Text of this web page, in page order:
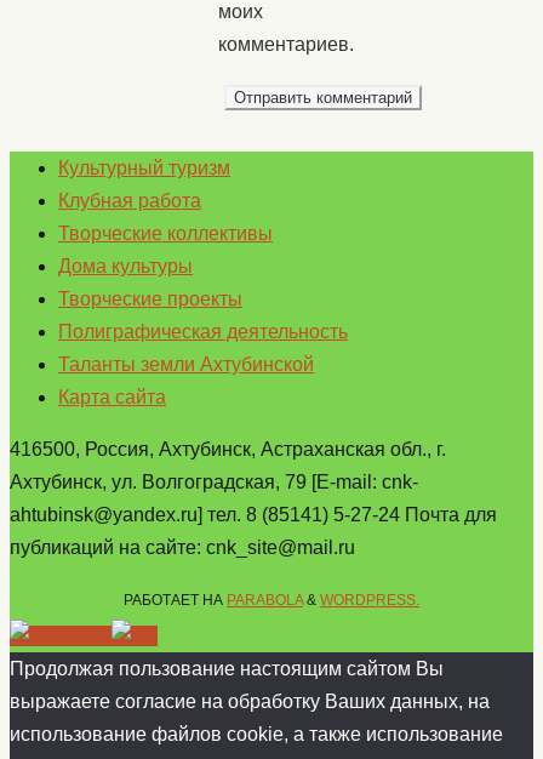
моих
комментариев.
Культурный туризм
Клубная работа
Творческие коллективы
Дома культуры
Творческие проекты
Полиграфическая деятельность
Таланты земли Ахтубинской
Карта сайта
416500, Россия, Ахтубинск, Астраханская обл., г.
Ахтубинск, ул. Волгоградская, 79 [E-mail: cnk-
ahtubinsk@yandex.ru] тел. 8 (85141) 5-27-24 Почта для
публикаций на сайте: cnk_site@mail.ru
РАБОТАЕТ НА PARABOLA& WORDPRESS.
Продолжая пользование настоящим сайтом Вы
выражаете согласие на обработку Ваших данных, на
использование файлов cookie, а также использование